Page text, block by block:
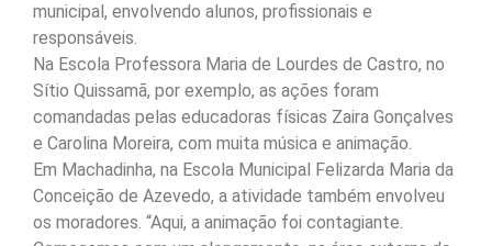
municipal, envolvendo alunos, profissionais e
responsáveis.
Na Escola Professora Maria de Lourdes de Castro, no
Sítio Quissamã, por exemplo, as ações foram
comandadas pelas educadoras físicas Zaira Gonçalves
e Carolina Moreira, com muita música e animação.
Em Machadinha, na Escola Municipal Felizarda Maria da
Conceição de Azevedo, a atividade também envolveu
os moradores. “Aqui, a animação foi contagiante.